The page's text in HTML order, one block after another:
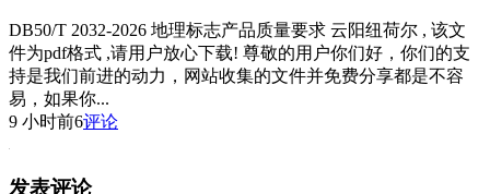
DB50/T 2032-2026 地理标志产品质量要求 云阳纽荷尔 , 该文
件为pdf格式 ,请用户放心下载! 尊敬的用户你们好，你们的支
持是我们前进的动力，网站收集的文件并免费分享都是不容
易，如果你...
9 小时前6评论
发表评论